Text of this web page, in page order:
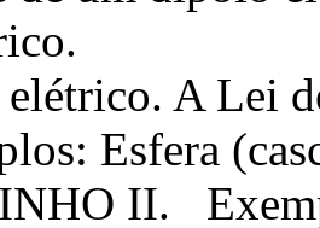
A Lei de
Esfera
II.